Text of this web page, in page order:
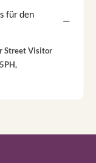
für den
Street Visitor